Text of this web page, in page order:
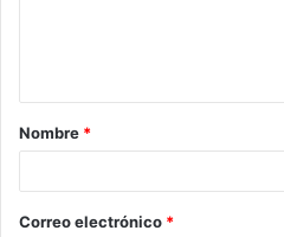
a
r
Nombre *
Correo electrónico *